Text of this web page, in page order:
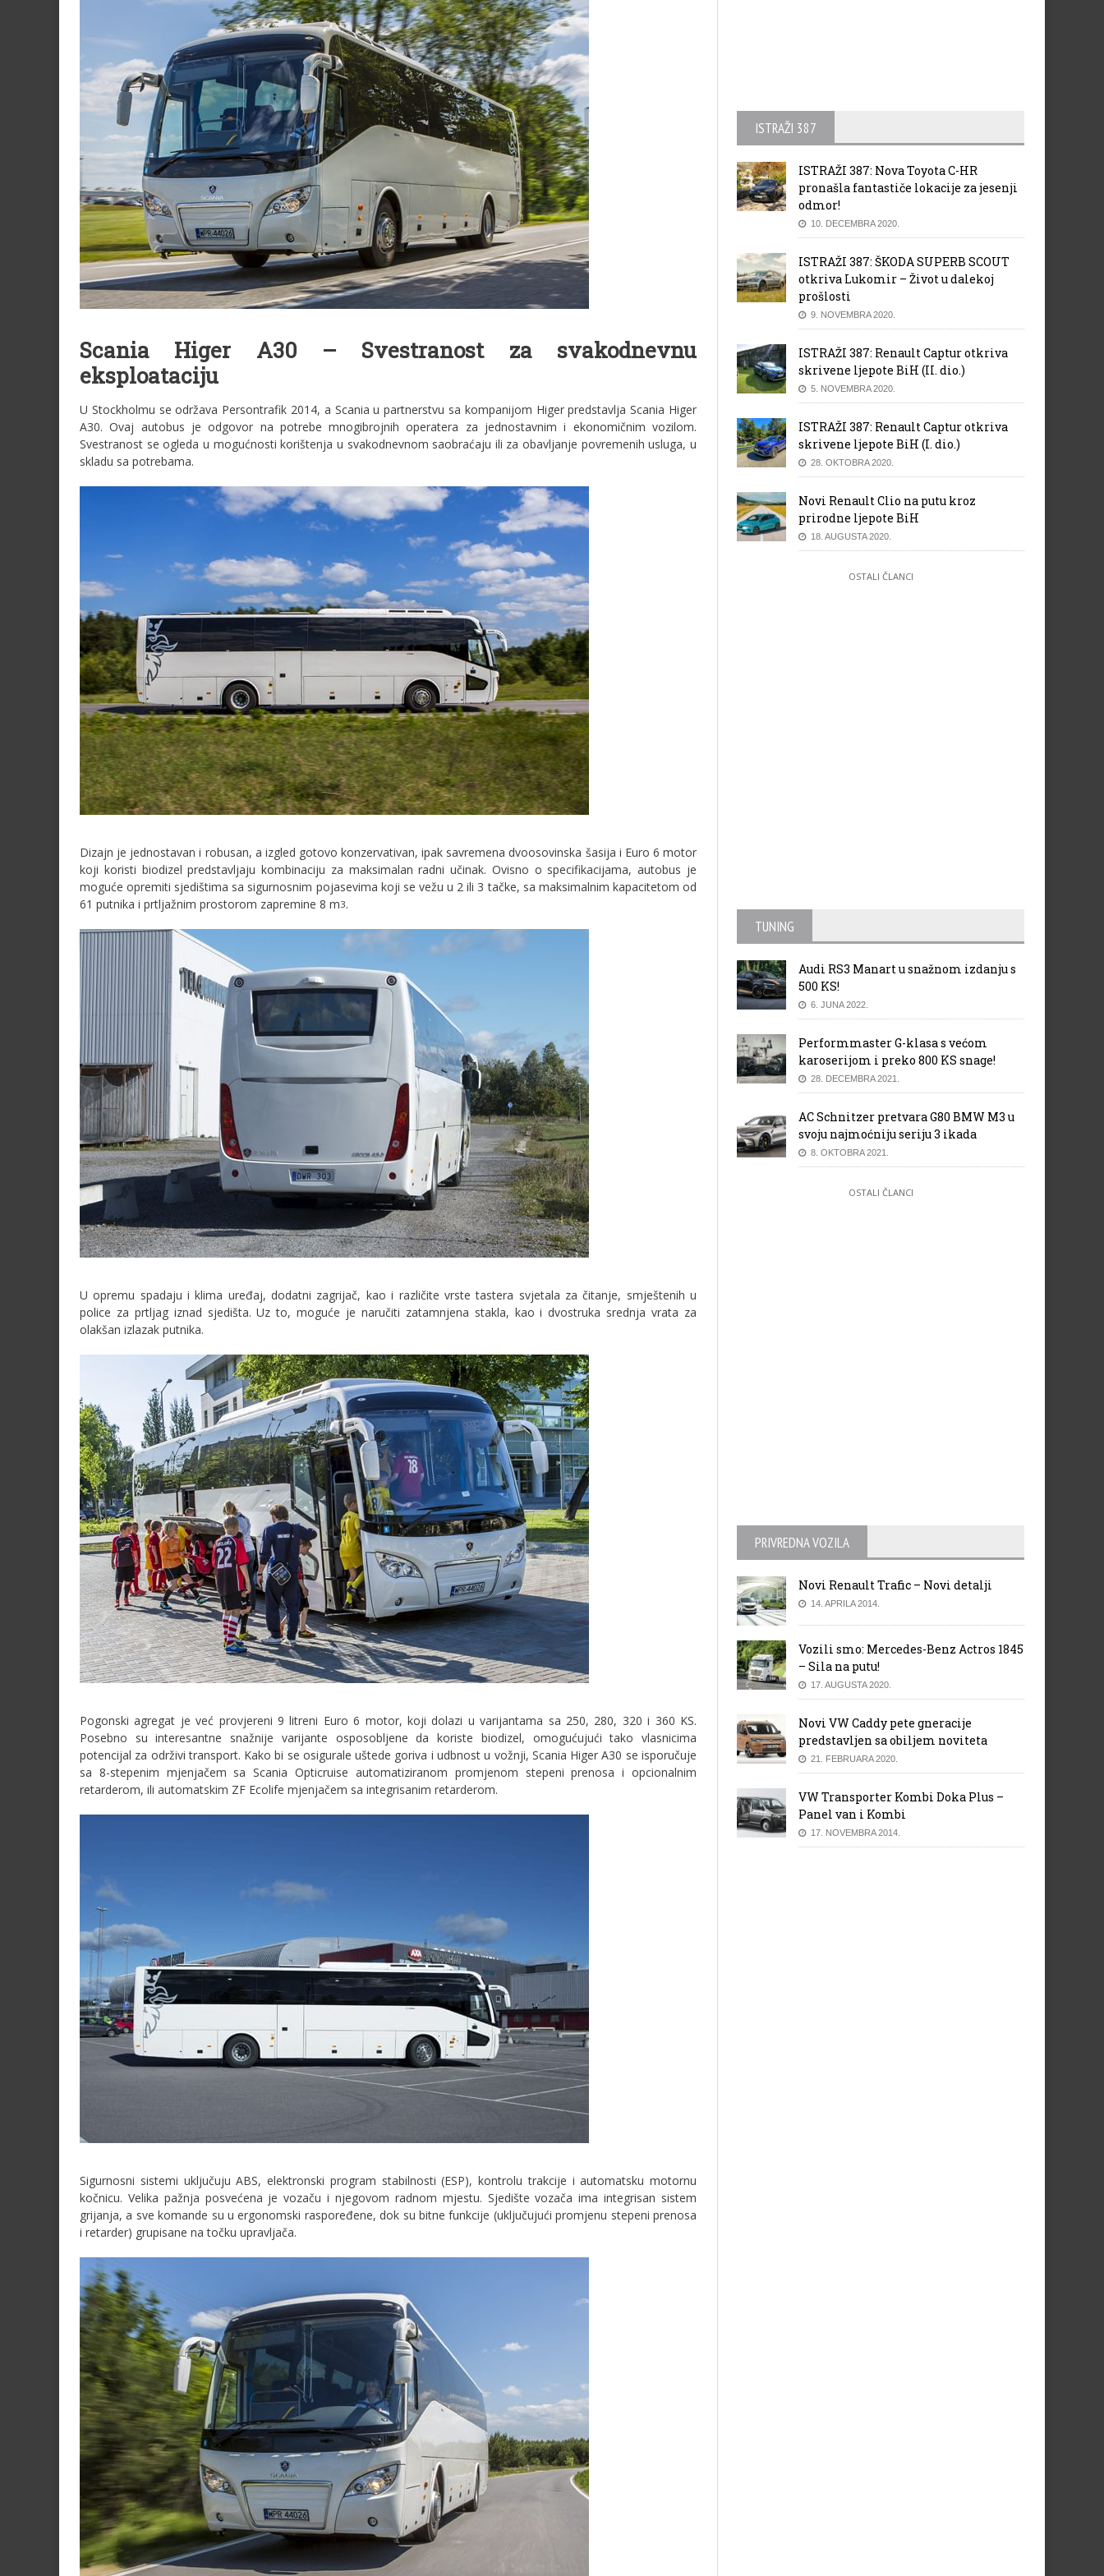
Scania Higer A30 – Svestranost za svakodnevnu
eksploataciju
U Stockholmu se održava Persontrafik 2014, a Scania u partnerstvu sa kompanijom Higer predstavlja Scania Higer
A30. Ovaj autobus je odgovor na potrebe mnogibrojnih operatera za jednostavnim i ekonomičnim vozilom.
Svestranost se ogleda u mogućnosti korištenja u svakodnevnom saobraćaju ili za obavljanje povremenih usluga, u
skladu sa potrebama.
Dizajn je jednostavan i robusan, a izgled gotovo konzervativan, ipak savremena dvoosovinska šasija i Euro 6 motor
koji koristi biodizel predstavljaju kombinaciju za maksimalan radni učinak. Ovisno o specifikacijama, autobus je
moguće opremiti sjedištima sa sigurnosnim pojasevima koji se vežu u 2 ili 3 tačke, sa maksimalnim kapacitetom od
61 putnika i prtljažnim prostorom zapremine 8 m3.
U opremu spadaju i klima uređaj, dodatni zagrijač, kao i različite vrste tastera svjetala za čitanje, smještenih u
police za prtljag iznad sjedišta. Uz to, moguće je naručiti zatamnjena stakla, kao i dvostruka srednja vrata za
olakšan izlazak putnika.
Pogonski agregat je već provjereni 9 litreni Euro 6 motor, koji dolazi u varijantama sa 250, 280, 320 i 360 KS.
Posebno su interesantne snažnije varijante osposobljene da koriste biodizel, omogućujući tako vlasnicima
potencijal za održivi transport. Kako bi se osigurale uštede goriva i udbnost u vožnji, Scania Higer A30 se isporučuje
sa 8-stepenim mjenjačem sa Scania Opticruise automatiziranom promjenom stepeni prenosa i opcionalnim
retarderom, ili automatskim ZF Ecolife mjenjačem sa integrisanim retarderom.
Sigurnosni sistemi uključuju ABS, elektronski program stabilnosti (ESP), kontrolu trakcije i automatsku motornu
kočnicu. Velika pažnja posvećena je vozaču i njegovom radnom mjestu. Sjedište vozača ima integrisan sistem
grijanja, a sve komande su u ergonomski raspoređene, dok su bitne funkcije (uključujući promjenu stepeni prenosa
i retarder) grupisane na točku upravljača.
ISTRAŽI 387
ISTRAŽI 387: Nova Toyota C-HR
pronašla fantastiče lokacije za jesenji
odmor!
10. DECEMBRA 2020.
ISTRAŽI 387: ŠKODA SUPERB SCOUT
otkriva Lukomir – Život u dalekoj
prošlosti
9. NOVEMBRA 2020.
ISTRAŽI 387: Renault Captur otkriva
skrivene ljepote BiH (II. dio.)
5. NOVEMBRA 2020.
ISTRAŽI 387: Renault Captur otkriva
skrivene ljepote BiH (I. dio.)
28. OKTOBRA 2020.
Novi Renault Clio na putu kroz
prirodne ljepote BiH
18. AUGUSTA 2020.
OSTALI ČLANCI
TUNING
Audi RS3 Manart u snažnom izdanju s
500 KS!
6. JUNA 2022.
Performmaster G-klasa s većom
karoserijom i preko 800 KS snage!
28. DECEMBRA 2021.
AC Schnitzer pretvara G80 BMW M3 u
svoju najmoćniju seriju 3 ikada
8. OKTOBRA 2021.
OSTALI ČLANCI
PRIVREDNA VOZILA
Novi Renault Trafic – Novi detalji
14. APRILA 2014.
Vozili smo: Mercedes-Benz Actros 1845
– Sila na putu!
17. AUGUSTA 2020.
Novi VW Caddy pete gneracije
predstavljen sa obiljem noviteta
21. FEBRUARA 2020.
VW Transporter Kombi Doka Plus –
Panel van i Kombi
17. NOVEMBRA 2014.